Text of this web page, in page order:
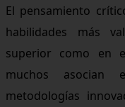
El pensamiento
habilidades más
superior como en
muchos asocian
metodologías